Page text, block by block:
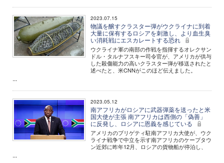
2023.07.15
物議を醸すクラスター弾がウクライナに到着
大量に保有するロシアを刺激し、より血生臭
い消耗戦にエスカレートする恐れ
ウクライナ軍の南部の作戦を指揮するオレクサン
ドル・タルナフスキー司令官が、アメリカが供与
した殺傷能力の高いクラスター弾が移送されたと
述べたと、米CNNがこのほど伝えました。
...
2023.05.12
南アフリカがロシアに武器弾薬を送ったと米
国大使が主張 南アフリカは西側の「偽善」
に反発し、ロシアに恩義を感じている
アメリカのブリゲティ駐南アフリカ大使が、ウク
ライナ戦争で中立を示す南アフリカのケープタウ
ン近郊に昨年12月、ロシアの貨物船が停泊し、
...